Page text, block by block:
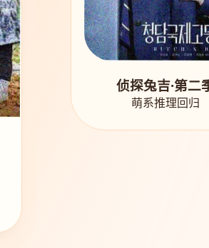
侦探兔吉·第二
萌系推理回归